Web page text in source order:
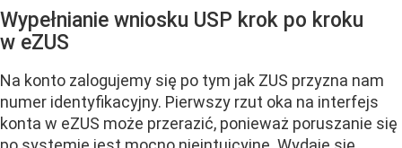
Wypełnianie wniosku USP krok po kroku
w eZUS
Na konto zalogujemy się po tym jak ZUS przyzna nam
numer identyfikacyjny. Pierwszy rzut oka na interfejs
konta w eZUS może przerazić, ponieważ poruszanie się